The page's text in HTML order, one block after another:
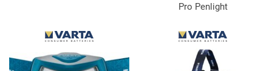
Pro Penlight